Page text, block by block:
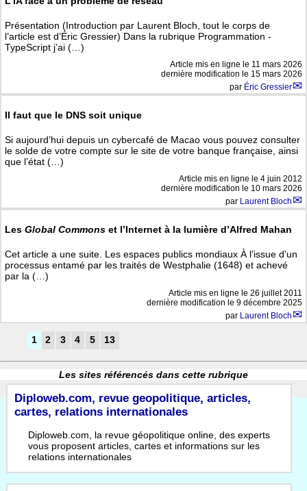
Présentation (Introduction par Laurent Bloch, tout le corps de
l’article est d’Éric Gressier) Dans la rubrique Programmation -
TypeScript j’ai (…)
Article mis en ligne le 11 mars 2026
dernière modification le 15 mars 2026
par Éric Gressier
Il faut que le DNS soit unique
Si aujourd’hui depuis un cybercafé de Macao vous pouvez consulter
le solde de votre compte sur le site de votre banque française, ainsi
que l’état (…)
Article mis en ligne le 4 juin 2012
dernière modification le 10 mars 2026
par Laurent Bloch
Les Global Commons et l’Internet à la lumière d’Alfred Mahan
Cet article a une suite. Les espaces publics mondiaux À l’issue d’un
processus entamé par les traités de Westphalie (1648) et achevé
par la (…)
Article mis en ligne le 26 juillet 2011
dernière modification le 9 décembre 2025
par Laurent Bloch
1 2 3 4 5 13
Les sites référencés dans cette rubrique
Diploweb.com, revue geopolitique, articles,
cartes, relations internationales
Diploweb.com, la revue géopolitique online, des experts
vous proposent articles, cartes et informations sur les
relations internationales